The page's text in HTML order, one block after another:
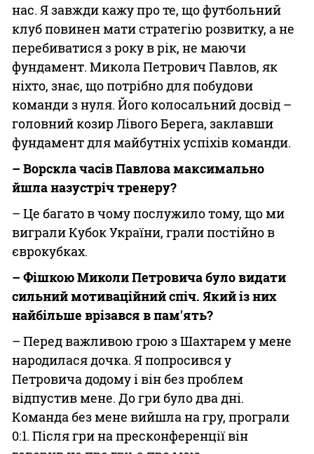
нас. Я завжди кажу про те, що футбольний
клуб повинен мати стратегію розвитку, а не
перебиватися з року в рік, не маючи
фундамент. Микола Петрович Павлов, як
ніхто, знає, що потрібно для побудови
команди з нуля. Його колосальний досвід –
головний козир Лівого Берега, заклавши
фундамент для майбутніх успіхів команди.
– Ворскла часів Павлова максимально
йшла назустріч тренеру?
– Це багато в чому послужило тому, що ми
виграли Кубок України, грали постійно в
єврокубках.
– Фішкою Миколи Петровича було видати
сильний мотиваційний спіч. Який із них
найбільше врізався в пам'ять?
– Перед важливою грою з Шахтарем у мене
народилася дочка. Я попросився у
Петровича додому і він без проблем
відпустив мене. До гри було два дні.
Команда без мене вийшла на гру, програли
0:1. Після гри на пресконференції він